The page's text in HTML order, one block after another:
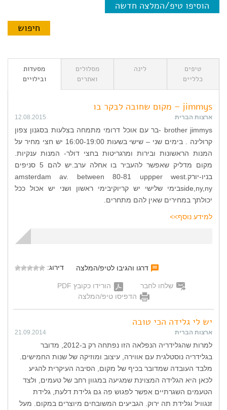
הוסיפו טיפ/המלצה חדשה
טיפים
כלליים
לינה
מסלולים
ואתרים
מסעדות
ובילויים
jimmys – מקום שחובה לבקר בו
ארצות הברית 12.08.2015
brother jimmys -בר עם אוכל דרומי מתמחה בצלעות בסגנון צפון
קרולינה . בימים שני – שישי בשעות 16:00-19:00 יש חצי מחיר על
המנות הראשונות ובירות ומרגריטות בחצי דולר- המנות ענקיות.
מקום מדליק שאפשר להעביר בו אחלה ערב.יש להם 5 סניפים
בניו-יורק.amsterdam av. between 80-81 uppper west
side,ny,nyבימי שלישי יש קריוקיבימי ראשון ושני יש אכול ככל
יכולתך במחירים שאין להם מתחרים.
למידע נוסף>>
דרגו והגיבו לטיפ/המלצה דירוג:
שלחו לחבר
הורידו כקובץ PDF
הדפיסו טיפ/המלצה
יש לי גלידה הכי טובה
ארצות הברית 21.09.2014
למרות שהגלידריה הנפלאה הזו נפתחה רק ב-2012, מדובר
בגלידריה נוסטלגית עם אווירה, עיצוב ומוזיקה של שנות החמישים.
מלבד העובדה שמדובר בכיף של מקום, הסיבה העיקרית להגיע
לכאן היא הגלידה המצוינת שמגיעה במגוון רחב של טעמים, ולצד
הטעמים השגרתיים אפשר לפגוש פה גם גלידת דלעת, גלידת
זנגוויל וגלידת תה ירוק. הגביעים המשובחים מיוצרים במקום. מעל